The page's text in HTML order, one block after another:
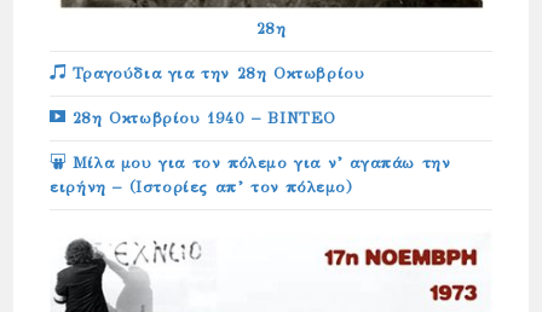
28η
Τραγούδια για την 28η Οκτωβρίου
28η Οκτωβρίου 1940 – ΒΙΝΤΕΟ
Μίλα μου για τον πόλεμο για ν’ αγαπάω την
ειρήνη – (Ιστορίες απ’ τον πόλεμο)